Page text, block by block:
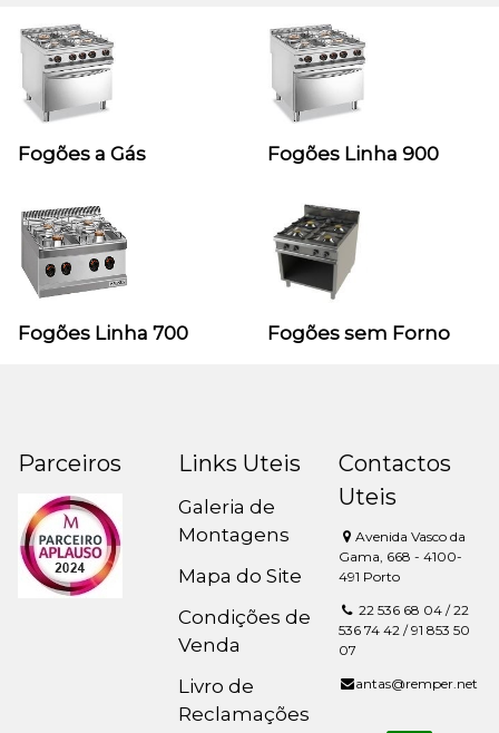
Fogões a Gás Fogões Linha 900
Fogões Linha 700 Fogões sem Forno
Parceiros Links Uteis
Galeria de
Montagens
Mapa do Site
Condições de
Venda
Livro de
Reclamações
Contactos
Uteis
Avenida Vasco da
Gama, 668 - 4100-
491 Porto
22 536 68 04 / 22
536 74 42 / 91 853 50
07
antas@remper.net